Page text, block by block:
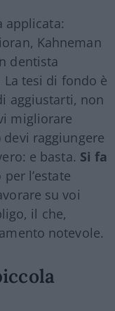
applicata:
Kahneman
dentista
tesi di fondo è
aggiustarti, non
migliorare
devi raggiungere
e basta. Si fa
l’estate
su voi
il che,
notevole.